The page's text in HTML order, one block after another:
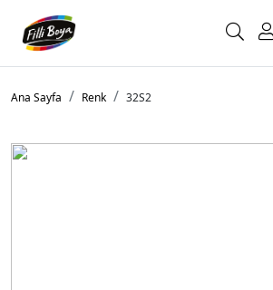
Ana Sayfa Renk 32S2